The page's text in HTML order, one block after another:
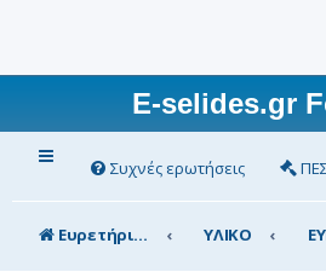
E-selides.gr
Συχνές ερωτήσεις
Ευρετήριο Δ. Συζήτησης ΥΛΙΚΟ